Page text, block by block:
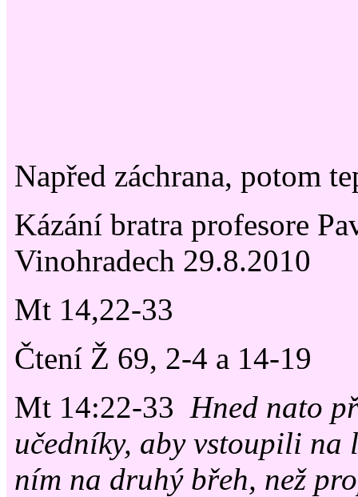
Napřed záchrana, potom
Kázání bratra profesore
Vinohradech 29.8.2010
Mt 14,22-33
Čtení Ž 69, 2-4 a 14-19
Mt 14:22-33 Hned nato
učedníky, aby vstoupili
ním na druhý břeh, než